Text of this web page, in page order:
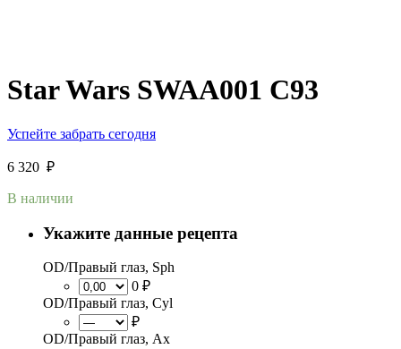
Star Wars SWAA001 C93
Успейте забрать сегодня
6 320 ₽
В наличии
Укажите данные рецепта
OD/Правый глаз, Sph
0 ₽
OD/Правый глаз, Cyl
₽
OD/Правый глаз, Ax